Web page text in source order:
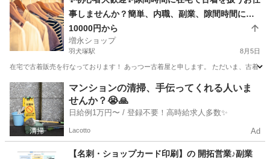
事しませんか？簡単、内職、副業、隙間時間に出
来るお仕事です！
10000円から
増永ショップ
羽犬塚駅 8月5日
在宅で古着販売を行なっております！ あっつー古着屋と申します。 ただいま、古着
福岡 八女市 羽犬塚駅 アパレル 古着
マンションの清掃、手伝ってくれる人いま
せんか？😭🙏
日給例1万円〜 / 登録不要！高時給求人多数✨
Lacotto Ad
【名刺・ショップカード印刷】の 開拓営業♪副業